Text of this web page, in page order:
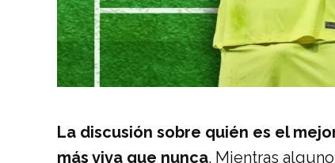
La discusión sobre quién es el
más viva que nunca. Mientras